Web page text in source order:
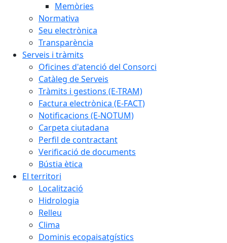
Memòries
Normativa
Seu electrònica
Transparència
Serveis i tràmits
Oficines d'atenció del Consorci
Catàleg de Serveis
Tràmits i gestions (E-TRAM)
Factura electrònica (E-FACT)
Notificacions (E-NOTUM)
Carpeta ciutadana
Perfil de contractant
Verificació de documents
Bústia ètica
El territori
Localització
Hidrologia
Relleu
Clima
Dominis ecopaisatgístics